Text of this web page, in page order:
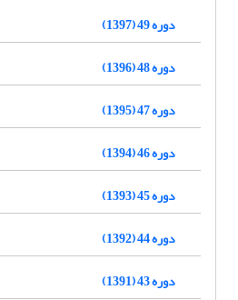
دوره 49 (1397)
دوره 48 (1396)
دوره 47 (1395)
دوره 46 (1394)
دوره 45 (1393)
دوره 44 (1392)
دوره 43 (1391)